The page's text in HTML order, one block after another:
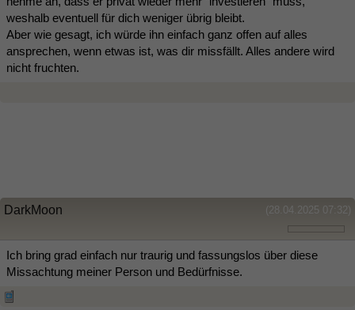
weshalb eventuell für dich weniger übrig bleibt.
Aber wie gesagt, ich würde ihn einfach ganz offen auf alles
ansprechen, wenn etwas ist, was dir missfällt. Alles andere wird
nicht fruchten.
(28.04.2025 07:32)
DarkMoon
Ich bring grad einfach nur traurig und fassungslos über diese
Missachtung meiner Person und Bedürfnisse.